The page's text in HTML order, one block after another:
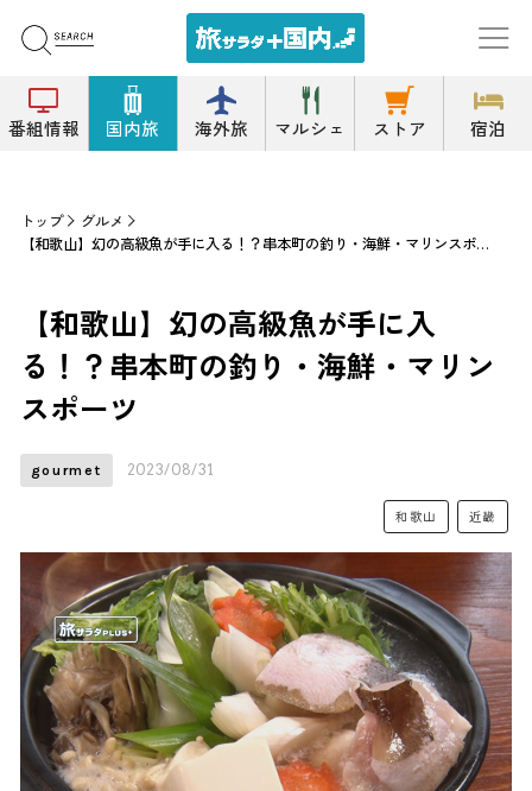
番組情報 国内旅 海外旅 マルシェ ストア 宿泊
トップ
グルメ
【和歌山】幻の高級魚が手に入る！？串本町の釣り・海鮮・マリンスポーツ
【和歌山】幻の高級魚が手に入
る！？串本町の釣り・海鮮・マリン
スポーツ
gourmet 2023/08/31
和歌山 近畿